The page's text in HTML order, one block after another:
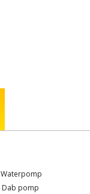
Waterpomp
Dab pomp